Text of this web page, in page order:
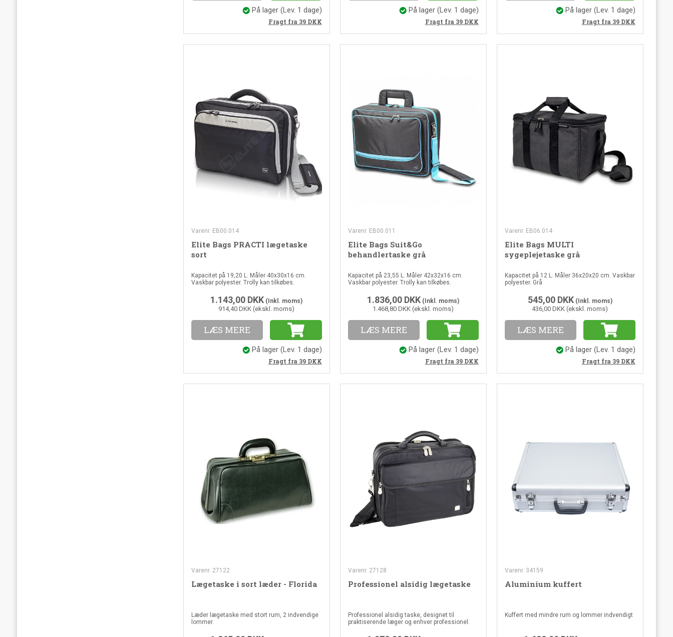
På lager (Lev. 1 dage)
Fragt fra 39 DKK
På lager (Lev. 1 dage)
Fragt fra 39 DKK
På lager (Lev. 1 dage)
Fragt fra 39 DKK
Varenr. EB00.014
Elite Bags PRACTI lægetaske
sort
Kapacitet på 19,20 L. Måler 40x30x16 cm.
Vaskbar polyester. Trolly kan tilkøbes.
1.143,00 DKK (Inkl. moms)
914,40 DKK (ekskl. moms)
LÆS MERE
På lager (Lev. 1 dage)
Fragt fra 39 DKK
Varenr. EB00.011
Elite Bags Suit&Go
behandlertaske grå
Kapacitet på 23,55 L. Måler 42x32x16 cm.
Vaskbar polyester. Trolly kan tilkøbes.
1.836,00 DKK (Inkl. moms)
1.468,80 DKK (ekskl. moms)
LÆS MERE
På lager (Lev. 1 dage)
Fragt fra 39 DKK
Varenr. EB06.014
Elite Bags MULTI
sygeplejetaske grå
Kapacitet på 12 L. Måler 36x20x20 cm. Vaskbar
polyester. Grå
545,00 DKK(Inkl. moms)
436,00 DKK (ekskl. moms)
LÆS MERE
På lager (Lev. 1 dage)
Fragt fra 39 DKK
Varenr. 27122
Lægetaske i sort læder - Florida
Læder lægetaske med stort rum, 2 indvendige
lommer.
Varenr. 27128
Professionel alsidig lægetaske
Professionel alsidig taske, designet til
praktiserende læger og enhver professionel.
Varenr. 34159
Aluminium kuffert
Kuffert med mindre rum og lommer indvendigt